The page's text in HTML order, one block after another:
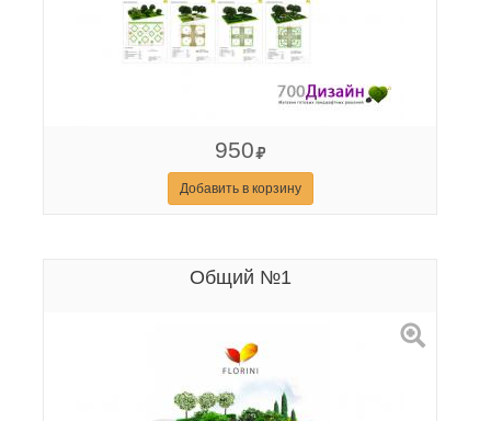
950
Добавить в корзину
Общий №1